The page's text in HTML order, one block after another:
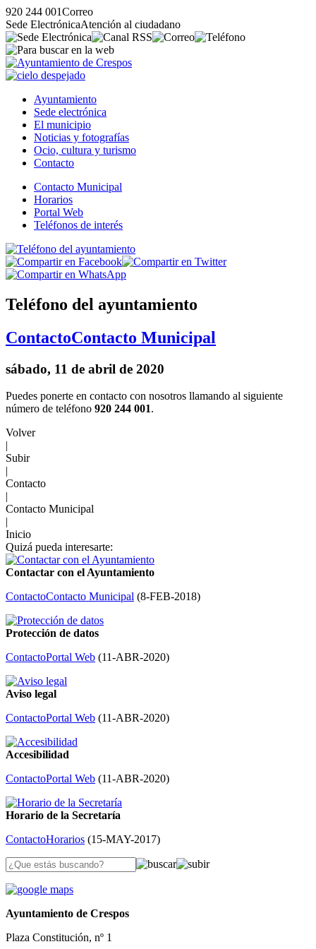
920 244 001Correo
Sede ElectrónicaAtención al ciudadano
Ayuntamiento
Sede electrónica
El municipio
Noticias y fotografías
Ocio, cultura y turismo
Contacto
Contacto Municipal
Horarios
Portal Web
Teléfonos de interés
Teléfono del ayuntamiento
ContactoContacto Municipal
sábado, 11 de abril de 2020
Puedes ponerte en contacto con nosotros llamando al siguiente
número de teléfono 920 244 001.
Volver
|
Subir
|
Contacto
|
Contacto Municipal
|
Inicio
Quizá pueda interesarte:
Contactar con el Ayuntamiento
ContactoContacto Municipal (8-FEB-2018)
Protección de datos
ContactoPortal Web (11-ABR-2020)
Aviso legal
ContactoPortal Web (11-ABR-2020)
Accesibilidad
ContactoPortal Web (11-ABR-2020)
Horario de la Secretaría
ContactoHorarios (15-MAY-2017)
Ayuntamiento de Crespos
Plaza Constitución, nº 1